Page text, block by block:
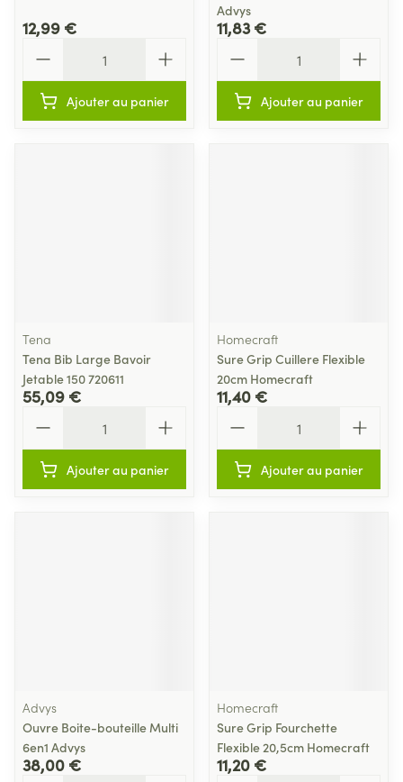
12,99 €
Ajouter au panier
Advys
11,83 €
Ajouter au panier
Tena
Tena Bib Large Bavoir
Jetable 150 720611
55,09 €
Ajouter au panier
Homecraft
Sure Grip Cuillere Flexible
20cm Homecraft
11,40 €
Ajouter au panier
Advys
Ouvre Boite-bouteille Multi
6en1 Advys
38,00 €
Homecraft
Sure Grip Fourchette
Flexible 20,5cm Homecraft
11,20 €